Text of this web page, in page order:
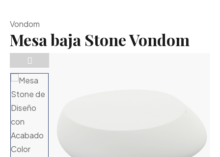
Vondom
Mesa baja Stone Vondom